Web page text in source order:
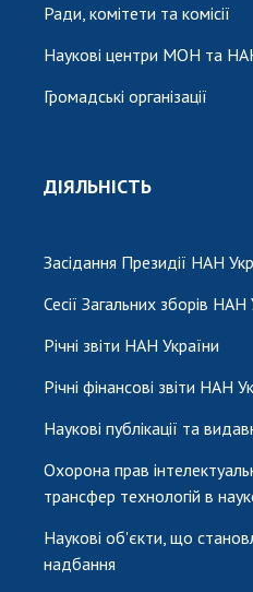
Ради, комітети та комісії
Наукові центри МОН та
Громадські організації
ДІЯЛЬНІСТЬ
Засідання Президії НАН
Сесії Загальних зборів НАН
Річні звіти НАН України
Річні фінансові звіти НАН
Наукові публікації та
Охорона прав
трансфер технологій в
Наукові об'єкти, що
надбання